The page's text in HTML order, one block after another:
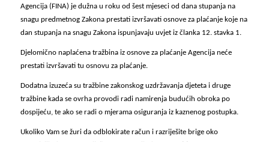
Agencija (FINA) je dužna u roku od šest mjeseci od dana stupanja na
snagu predmetnog Zakona prestati izvršavati osnove za plaćanje koje na
dan stupanja na snagu Zakona ispunjavaju uvjet iz članka 12. stavka 1.
Djelomično naplaćena tražbina iz osnove za plaćanje Agencija neće
prestati izvršavati tu osnovu za plaćanje.
Dodatna izuzeća su tražbine zakonskog uzdržavanja djeteta i druge
tražbine kada se ovrha provodi radi namirenja budućih obroka po
dospijeću, te ako se radi o mjerama osiguranja iz kaznenog postupka.
Ukoliko Vam se žuri da odblokirate račun i razriješite brige oko